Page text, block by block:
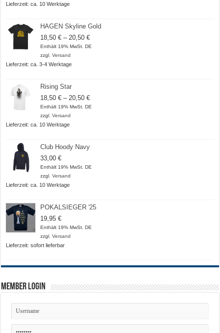
Lieferzeit: ca. 10 Werktage
HAGEN Skyline Gold
18,50€ – 20,50€Preisspanne:
18,50 €
Enthält 19% MwSt. DE
zzgl.Versand
Lieferzeit: ca. 3-4 Werktage
Rising Star
18,50€ – 20,50€Preisspanne:
18,50 €
Enthält 19% MwSt. DE
zzgl.Versand
Lieferzeit: ca. 10 Werktage
Club Hoody Navy
33,00€
Enthält 19% MwSt. DE
zzgl.Versand
Lieferzeit: ca. 10 Werktage
POKALSIEGER '25
19,95€
Enthält 19% MwSt. DE
zzgl.Versand
Lieferzeit: sofort lieferbar
Member Login